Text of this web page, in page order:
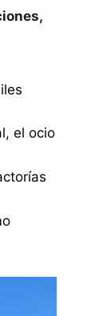
el ocio